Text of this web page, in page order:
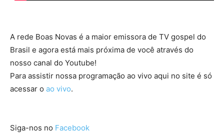
A rede Boas Novas é a maior emissora de TV gospel do
Brasil e agora está mais próxima de você através do
nosso canal do Youtube!
Para assistir nossa programação ao vivo aqui no site é só
acessar o ao vivo.
Siga-nos no Facebook